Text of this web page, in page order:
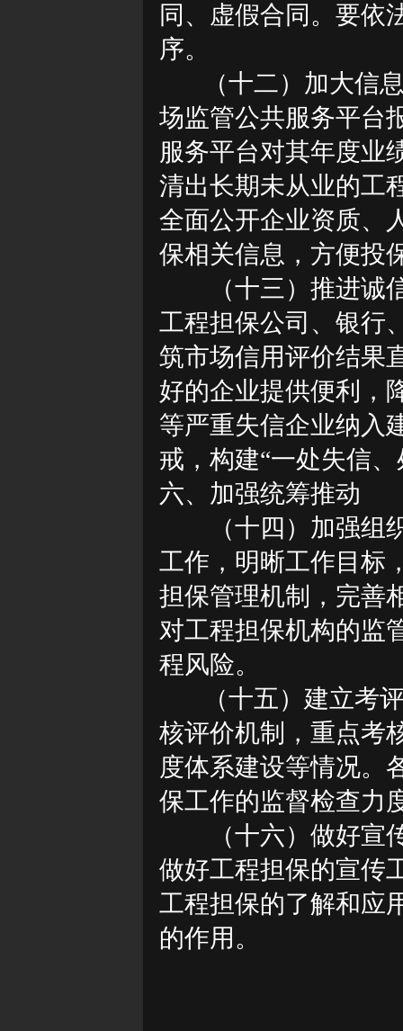
同、虚假合同。要依
序。
（十二）加大信
场监管公共服务平台
服务平台对其年度业
清出长期未从业的工
全面公开企业资质、
保相关信息，方便投
（十三）推进
工程担保公司、银行
筑市场信用评价结果
好的企业提供便利，
等严重失信企业纳入
戒，构建“一处失信
六、加强统筹推动
（十四）加强
工作，明晰工作目标
担保管理机制，完善
对工程担保机构的监
程风险。
（十五）建立考
核评价机制，重点考
度体系建设等情况。
保工作的监督检查力
（十六）做好
做好工程担保的宣传
工程担保的了解和应
的作用。